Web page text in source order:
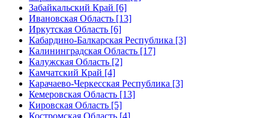
Забайкальский Край [6]
Ивановская Область [13]
Иркутская Область [6]
Кабардино-Балкарская Республика [3]
Калининградская Область [17]
Калужская Область [2]
Камчатский Край [4]
Карачаево-Черкесская Республика [3]
Кемеровская Область [13]
Кировская Область [5]
Костромская Область [4]